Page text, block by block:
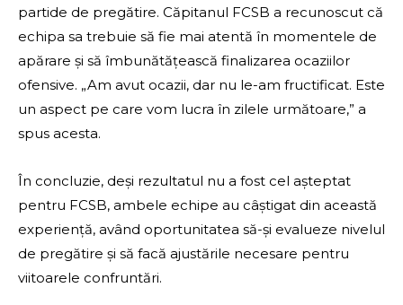
partide de pregătire. Căpitanul FCSB a recunoscut că
echipa sa trebuie să fie mai atentă în momentele de
apărare și să îmbunătățească finalizarea ocaziilor
ofensive. „Am avut ocazii, dar nu le-am fructificat. Este
un aspect pe care vom lucra în zilele următoare,” a
spus acesta.
În concluzie, deși rezultatul nu a fost cel aşteptat
pentru FCSB, ambele echipe au câștigat din această
experiență, având oportunitatea să-și evalueze nivelul
de pregătire și să facă ajustările necesare pentru
viitoarele confruntări.